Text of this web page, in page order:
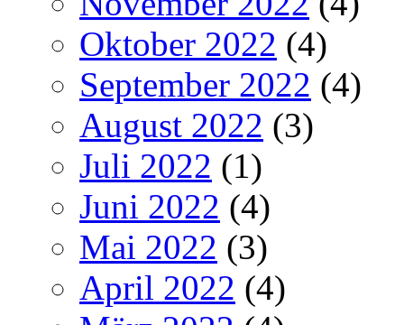
Oktober 2022 (4)
September 2022 (4)
August 2022 (3)
Juli 2022 (1)
Juni 2022 (4)
Mai 2022 (3)
April 2022 (4)